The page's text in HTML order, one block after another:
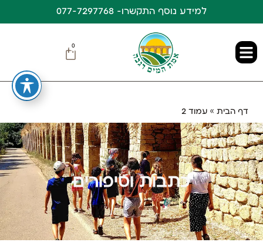
למידע נוסף התקשרו- 077-7297768
0
דף הבית » עמוד 2
כתבות וסיפורים